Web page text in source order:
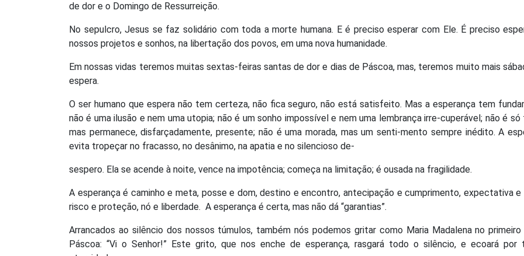
de dor e o Domingo de Ressurreição.
No sepulcro, Jesus se faz solidário com toda a morte humana. E é preciso esperar com Ele. É preciso
nossos projetos e sonhos, na libertação dos povos, em uma nova humanidade.
Em nossas vidas teremos muitas sextas-feiras santas de dor e dias de Páscoa, mas, teremos muito mais
espera.
O ser humano que espera não tem certeza, não fica seguro, não está satisfeito. Mas a esperança tem
não é uma ilusão e nem uma utopia; não é um sonho impossível e nem uma lembrança irre-cuperável; não é
mas permanece, disfarçadamente, presente; não é uma morada, mas um senti-mento sempre inédito. A
evita tropeçar no fracasso, no desânimo, na apatia e no silencioso de-
sespero. Ela se acende à noite, vence na impotência; começa na limitação; é ousada na fragilidade.
A esperança é caminho e meta, posse e dom, destino e encontro, antecipação e cumprimento, expectativa e
risco e proteção, nó e liberdade. A esperança é certa, mas não dá “garantias”.
Arrancados ao silêncio dos nossos túmulos, também nós podemos gritar como Maria Madalena no
Páscoa: “Vi o Senhor!” Este grito, que nos enche de esperança, rasgará todo o silêncio, e ecoará por